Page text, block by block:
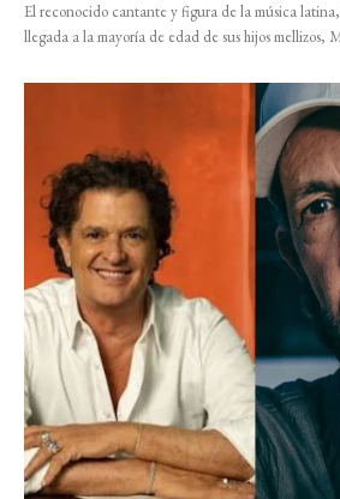
El reconocido cantante y figura de la música
llegada a la mayoría de edad de sus hijos mellizos,